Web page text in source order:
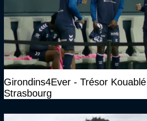
Girondins4Ever - Trésor
Strasbourg